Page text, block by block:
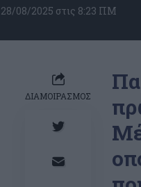
08/2025 στις 8:23 ΠΜ
ΔΙΑΜΟΙΡΑΣΜΟΣ